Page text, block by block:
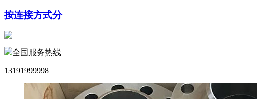
按连接方式分
全国服务热线
13191999998